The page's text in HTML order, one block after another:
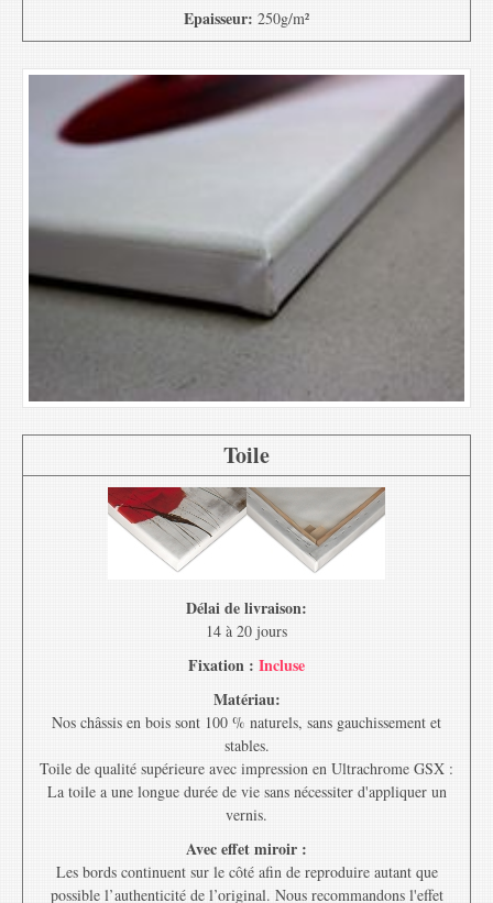
Epaisseur: 250g/m²
Toile
Délai de livraison:
14 à 20 jours
Fixation : Incluse
Matériau:
Nos châssis en bois sont 100 % naturels, sans gauchissement et
stables.
Toile de qualité supérieure avec impression en Ultrachrome GSX :
La toile a une longue durée de vie sans nécessiter d'appliquer un
vernis.
Avec effet miroir :
Les bords continuent sur le côté afin de reproduire autant que
possible l’authenticité de l’original. Nous recommandons l'effet